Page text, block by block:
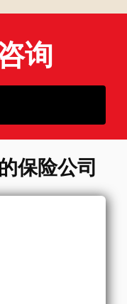
询
保险公司